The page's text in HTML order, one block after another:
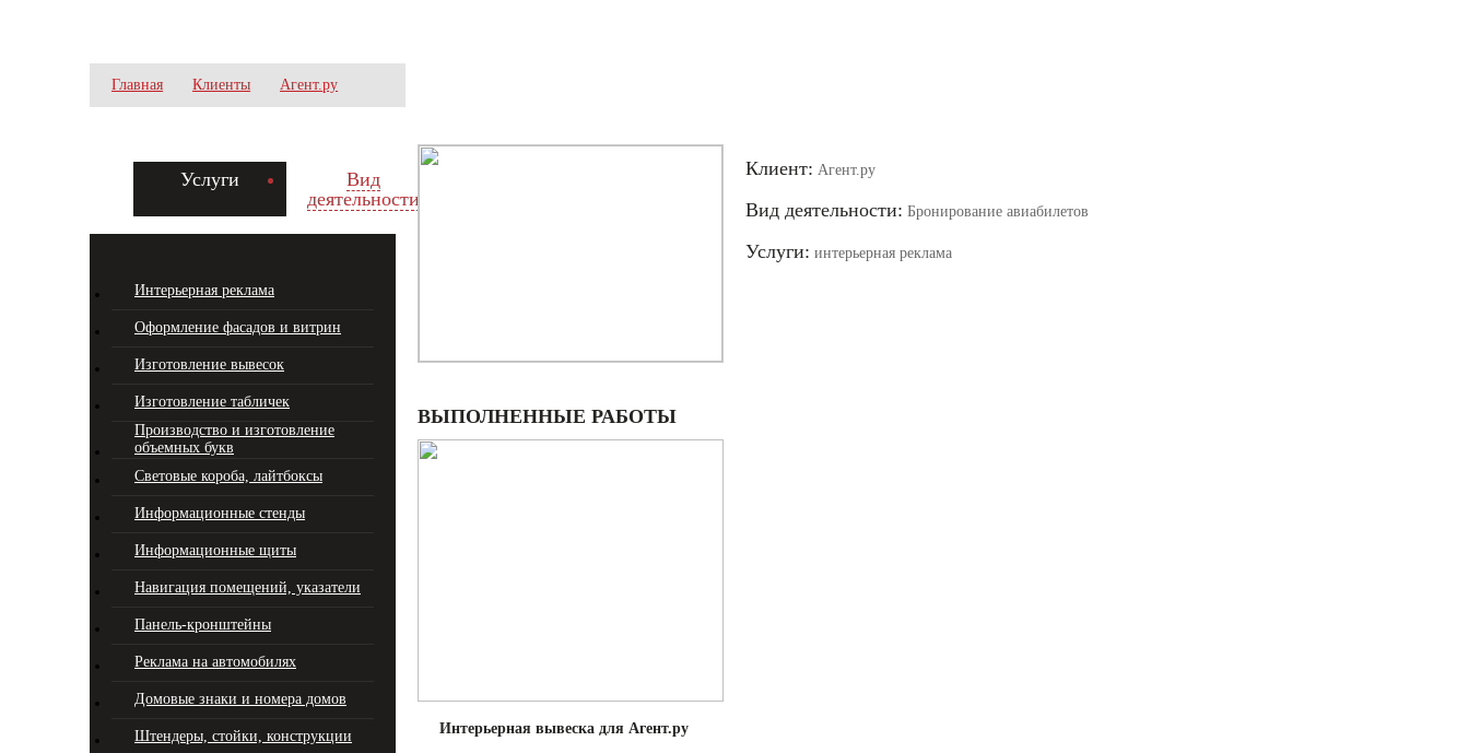
Главная Клиенты Агент.ру
Услуги
Вид
деятельности
Интерьерная реклама
Оформление фасадов и витрин
Изготовление вывесок
Изготовление табличек
Производство и изготовление
объемных букв
Световые короба, лайтбоксы
Информационные стенды
Информационные щиты
Навигация помещений, указатели
Панель-кронштейны
Реклама на автомобилях
Домовые знаки и номера домов
Штендеры, стойки, конструкции
Клиент: Агент.ру
Вид деятельности: Бронирование авиабилетов
Услуги: интерьерная реклама
ВЫПОЛНЕННЫЕ РАБОТЫ
Интерьерная вывеска для Агент.ру